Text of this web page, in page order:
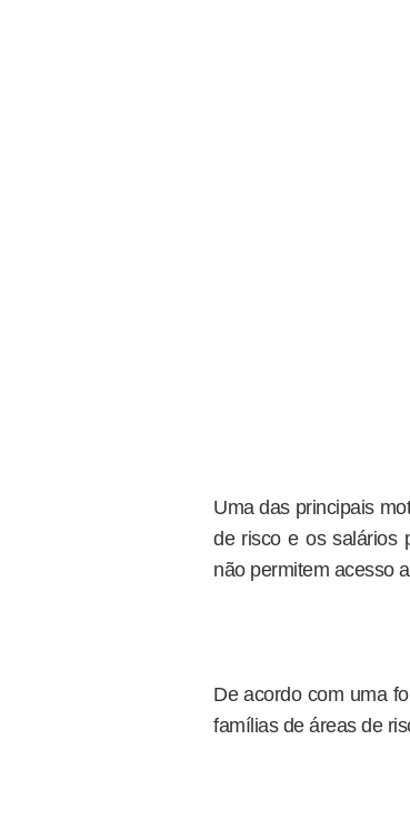
Uma das principais
de risco e os salários
não permitem acesso
De acordo com uma
famílias de áreas de